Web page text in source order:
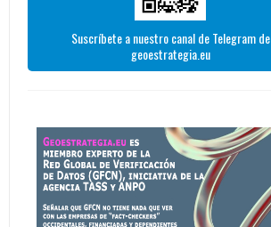
Suscríbete a nuestro canal de Telegram de
geoestrategia.eu